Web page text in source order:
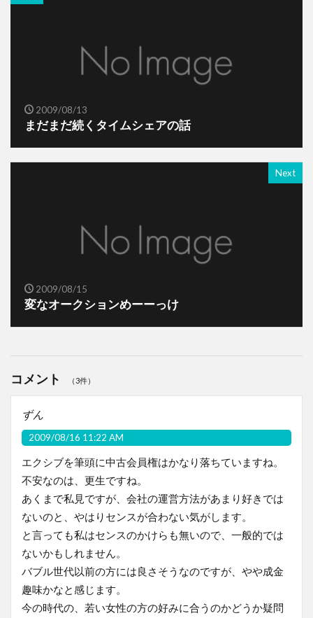
2009/08/13
まだまだ続くタイムシェアの話
Next
2009/08/15
変なオークションめーーっけ
コメント （3件）
ずん
2009/08/16 11:22 AM
エクシブを筆頭に中古会員権はかなり落ちていますね。
不安なのは、更生ですね。
あくまで私見ですが、会社の運営方法があまり好きでは
ないのと、やはりセンスが合わない気がします。
と言っても私はセンスのかけらも無いので、一般的では
ないかもしれません。
バブル世代以前の方には良さそうなのですが、やや成金
趣味かなと感じます。
今の時代の、若い女性の方の好みに合うのかどうか疑問